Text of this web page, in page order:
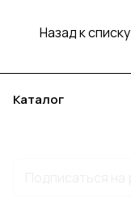
Назад к списку
Каталог